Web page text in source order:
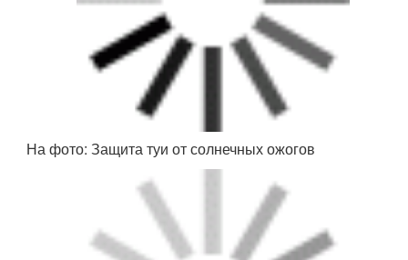
Связывание кроны хвойных растений
Что делать, если…
Полной защиты от непогоды не дает ни одна
предосторожность. Поэтому полезно знать, что
… выпало много липкого снега
Сбейте снег с ветвей жердью или доской, обмотанной
мягкой тканью. Не трясите деревья, не лупите по ним